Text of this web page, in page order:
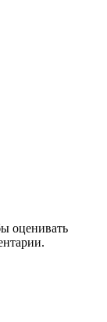
оценивать